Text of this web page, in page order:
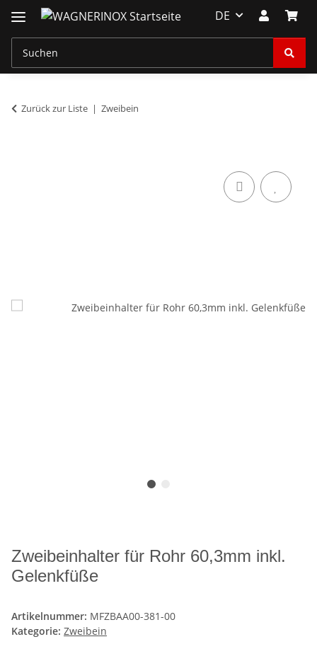
DE
Zurück zur Liste Zweibein
Zweibeinhalter für Rohr 60,3mm inkl.
Gelenkfüße
Artikelnummer: MFZBAA00-381-00
Kategorie: Zweibein